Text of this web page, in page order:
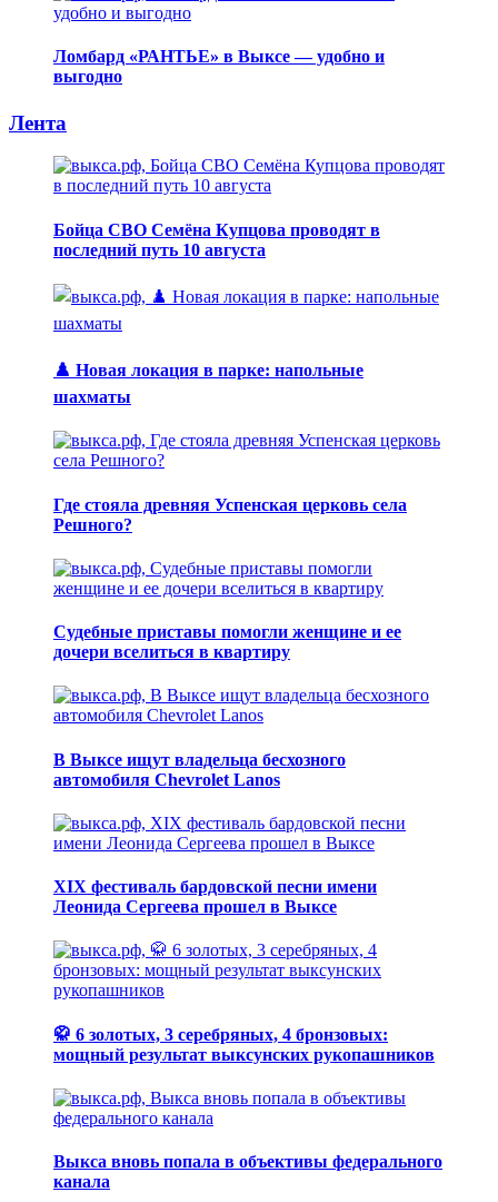
Ломбард «РАНТЬЕ» в Выксе — удобно и
выгодно
Лента
Бойца СВО Семёна Купцова проводят в
последний путь 10 августа
♟️ Новая локация в парке: напольные
шахматы
Где стояла древняя Успенская церковь села
Решного?
Судебные приставы помогли женщине и ее
дочери вселиться в квартиру
В Выксе ищут владельца бесхозного
автомобиля Chevrolet Lanos
XIX фестиваль бардовской песни имени
Леонида Сергеева прошел в Выксе
🥋 6 золотых, 3 серебряных, 4 бронзовых:
мощный результат выксунских рукопашников
Выкса вновь попала в объективы федерального
канала